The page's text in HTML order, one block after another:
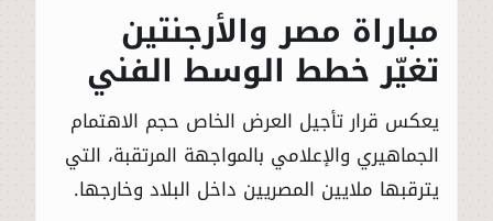
مباراة مصر والأرجنتين
تغيّر خطط الوسط الفني
يعكس قرار تأجيل العرض الخاص حجم الاهتمام
الجماهيري والإعلامي بالمواجهة المرتقبة، التي
يترقبها ملايين المصريين داخل البلاد وخارجها.